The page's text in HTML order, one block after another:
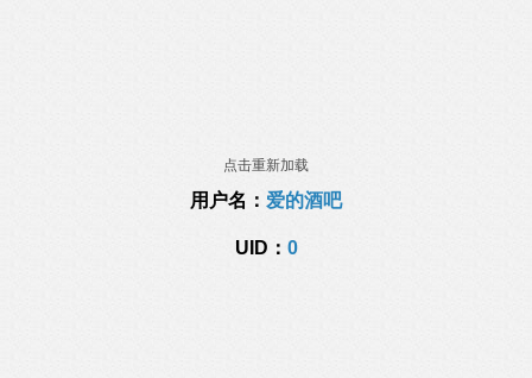
点击重新加载
用户名： 爱的酒吧
UID： 0